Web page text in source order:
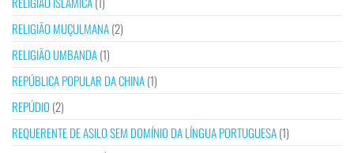
RELIGIÃO MUÇULMANA(2)
RELIGIÃO UMBANDA(1)
REPÚBLICA POPULAR DA CHINA(1)
REPÚDIO (2)
REQUERENTE DE ASILO SEM DOMÍNIO DA LÍNGUA PORTUGUESA(1)